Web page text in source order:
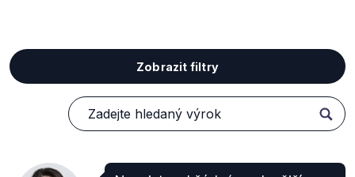
Zobrazit filtry